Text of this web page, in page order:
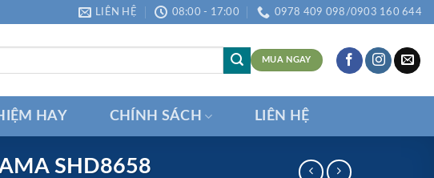
LIÊN HỆ 08:00 - 17:00 0978 409 098/0903 160 644
MUA NGAY
HAY CHÍNH SÁCH LIÊN HỆ
SHD8658